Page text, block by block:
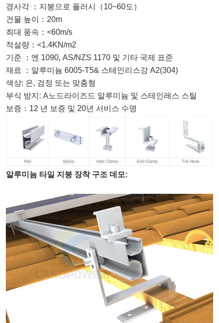
경사각
： 지붕으로 플러시 （10~60도 ）
건물 높이
： 20m
최대 풍속 ： <60m/s
적설량 ： <1.4KN/m2
기준
： 엔 1090, AS/NZS 1170 및 기타 국제 표준
재료
： 알루미늄 6005-T5& 스테인리스강 A2(304)
색상: 은, 검정 또는 맞춤형
부식 방지 : A 노드라이즈드 알루미늄 및 스테인레스 스틸
보증 ： 12 년 보증 및 20년 서비스 수명
알루미늄 타일 지붕 장착 구조 데모: